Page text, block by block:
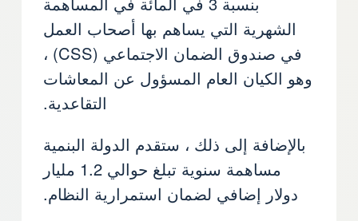
الشهرية التي يساهم بها أصحاب العمل
في صندوق الضمان الاجتماعي (CSS) ،
وهو الكيان العام المسؤول عن المعاشات
التقاعدية.
بالإضافة إلى ذلك ، ستقدم الدولة البنمية
مساهمة سنوية تبلغ حوالي 1.2 مليار
دولار إضافي لضمان استمرارية النظام.